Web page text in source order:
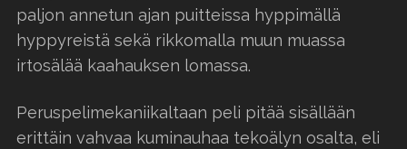
paljon annetun ajan puitteissa hyppimällä
hyppyreistä sekä rikkomalla muun muassa
irtosälää kaahauksen lomassa.
Peruspelimekaniikaltaan peli pitää sisällään
erittäin vahvaa kuminauhaa tekoälyn osalta, eli